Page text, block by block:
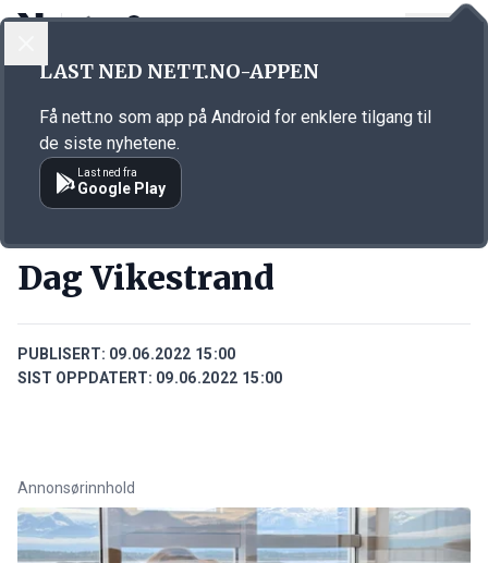
Annonsørinnhold
Dag Vikestrand
PUBLISERT: 09.06.2022 15:00
SIST OPPDATERT: 09.06.2022 15:00
Annonsørinnhold
LAST NED NETT.NO-APPEN
Få nett.no som app på Android for enklere tilgang til
de siste nyhetene.
Last ned fra
Google Play